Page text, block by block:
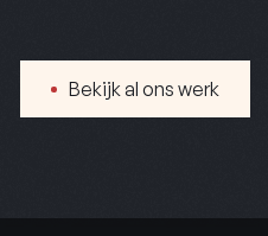
Bekijk al ons werk